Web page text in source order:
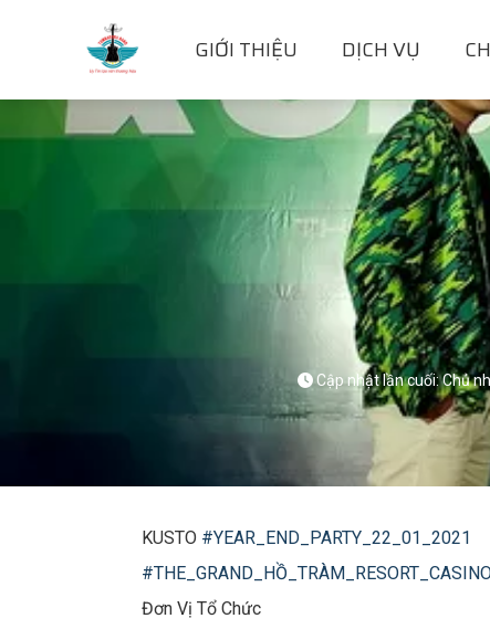
GIỚI THIỆU DỊCH VỤ
Cập nhật lần cuối: Chủ
KUSTO #YEAR_END_PARTY_22_01_2021
Đơn Vị Tổ Chức